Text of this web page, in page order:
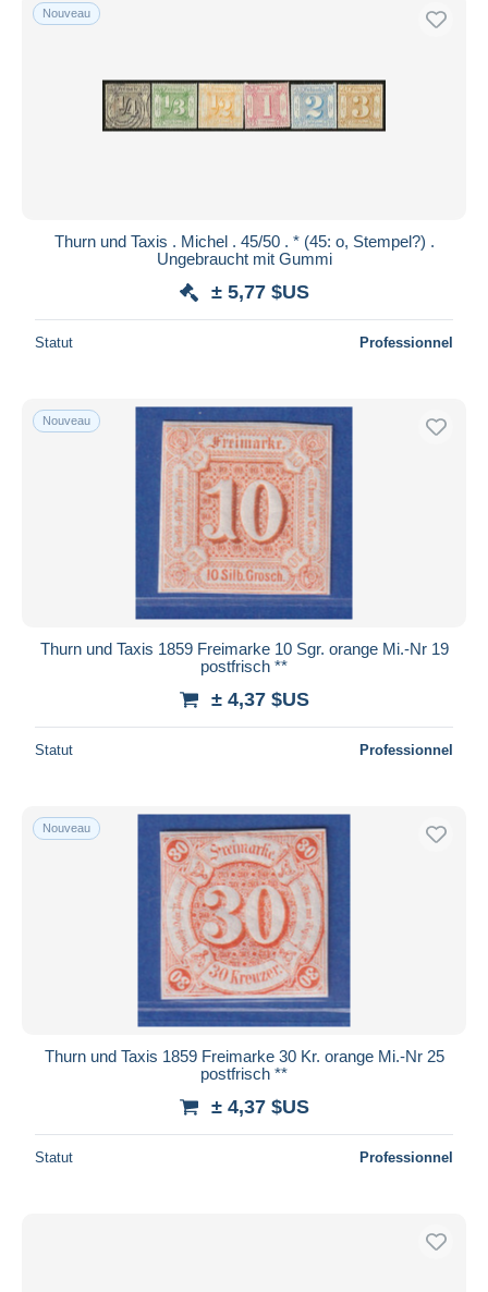
Nouveau
Thurn und Taxis . Michel . 45/50 . * (45: o, Stempel?) .
Ungebraucht mit Gummi
± 5,77 $US
Statut Professionnel
Nouveau
Thurn und Taxis 1859 Freimarke 10 Sgr. orange Mi.-Nr 19
postfrisch **
± 4,37 $US
Statut Professionnel
Nouveau
Thurn und Taxis 1859 Freimarke 30 Kr. orange Mi.-Nr 25
postfrisch **
± 4,37 $US
Statut Professionnel